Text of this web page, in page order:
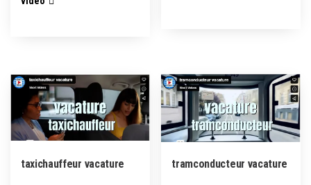
taxichauffeur vacature tramconducteur vacature